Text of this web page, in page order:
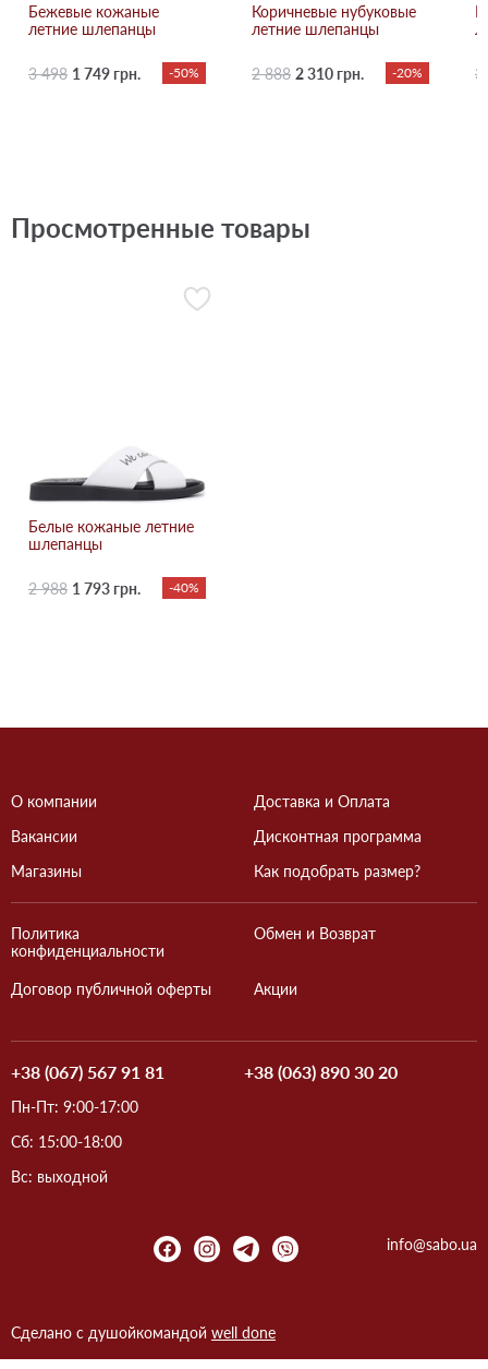
Бежевые кожаные
летние шлепанцы
3 498 1 749 грн. -50%
Коричневые нубуковые
летние шлепанцы
2 888 2 310 грн. -20% 3
Просмотренные товары
Белые кожаные летние
шлепанцы
2 988 1 793 грн. -40%
О компании
Вакансии
Магазины
Доставка и Оплата
Дисконтная программа
Как подобрать размер?
Политика
конфиденциальности
Договор публичной оферты
Обмен и Возврат
Акции
+38 (067) 567 91 81 +38 (063) 890 30 20
Пн-Пт: 9:00-17:00
Сб: 15:00-18:00
Вс: выходной
info@sabo.ua
Сделано с душойкомандой well done